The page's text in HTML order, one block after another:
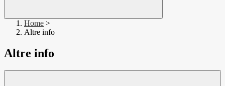
Home >
Altre info
Altre info